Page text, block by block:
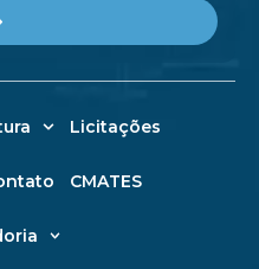
Licitações
CMATES